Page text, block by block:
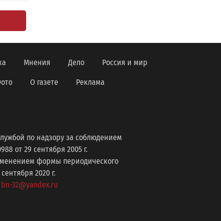
Мнения Дело Россия и мир
О газете Реклама
по надзору за соблюдением
от 29 сентября 2005 г.
формы периодического
2020 г.
32@yandex.ru